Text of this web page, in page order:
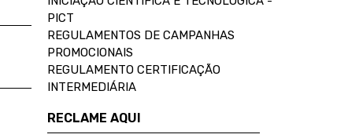
PICT
REGULAMENTOS DE CAMPANHAS
PROMOCIONAIS
REGULAMENTO CERTIFICAÇÃO
INTERMEDIÁRIA
RECLAME AQUI